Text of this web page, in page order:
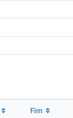
Fim